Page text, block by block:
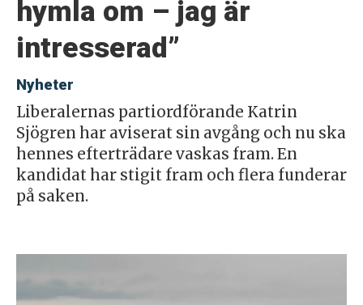
hymla om – jag är
intresserad”
Nyheter
Liberalernas partiordförande Katrin
Sjögren har aviserat sin avgång och nu ska
hennes efterträdare vaskas fram. En
kandidat har stigit fram och flera funderar
på saken.